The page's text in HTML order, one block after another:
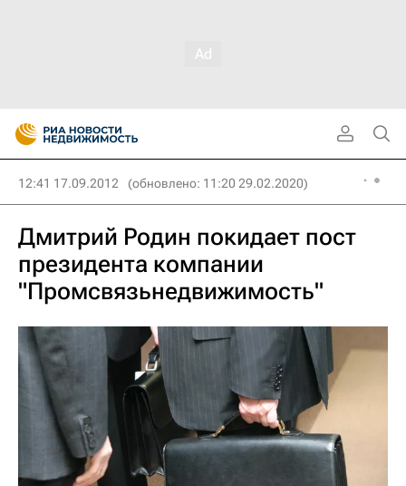
12:41 17.09.2012 (обновлено: 11:20 29.02.2020)
Дмитрий Родин покидает пост
президента компании
"Промсвязьнедвижимость"